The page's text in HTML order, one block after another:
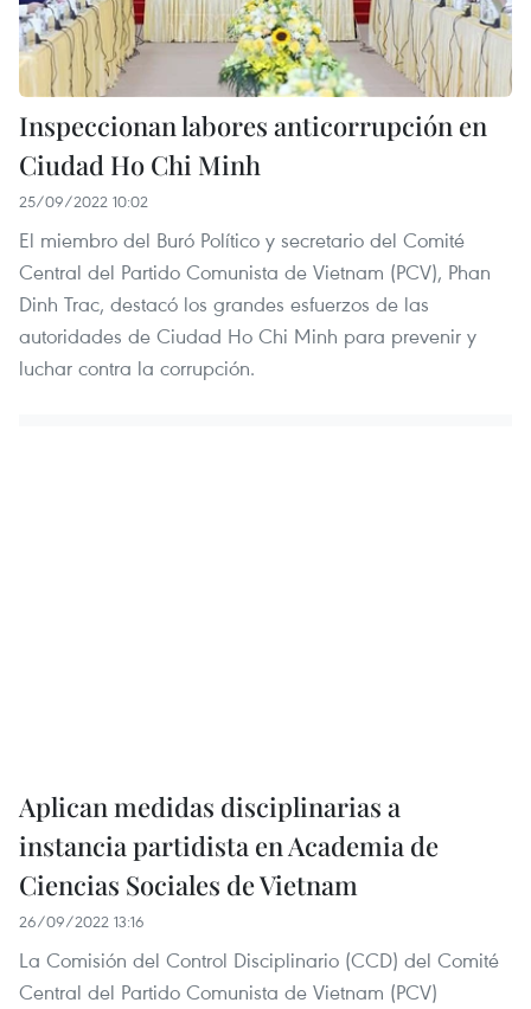
Inspeccionan labores anticorrupción en
Ciudad Ho Chi Minh
25/09/2022 10:02
El miembro del Buró Político y secretario del Comité
Central del Partido Comunista de Vietnam (PCV), Phan
Dinh Trac, destacó los grandes esfuerzos de las
autoridades de Ciudad Ho Chi Minh para prevenir y
luchar contra la corrupción.
Aplican medidas disciplinarias a
instancia partidista en Academia de
Ciencias Sociales de Vietnam
26/09/2022 13:16
La Comisión del Control Disciplinario (CCD) del Comité
Central del Partido Comunista de Vietnam (PCV)